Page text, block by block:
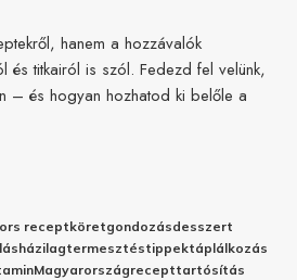
hanem a hozzávalók
és titkairól is szól. Fedezd fel velünk,
– és hogyan hozhatod ki belőle a
receptköretgondozásdesszert
házilagtermesztéstippektáplálkozás
Magyarországrecepttartósítás